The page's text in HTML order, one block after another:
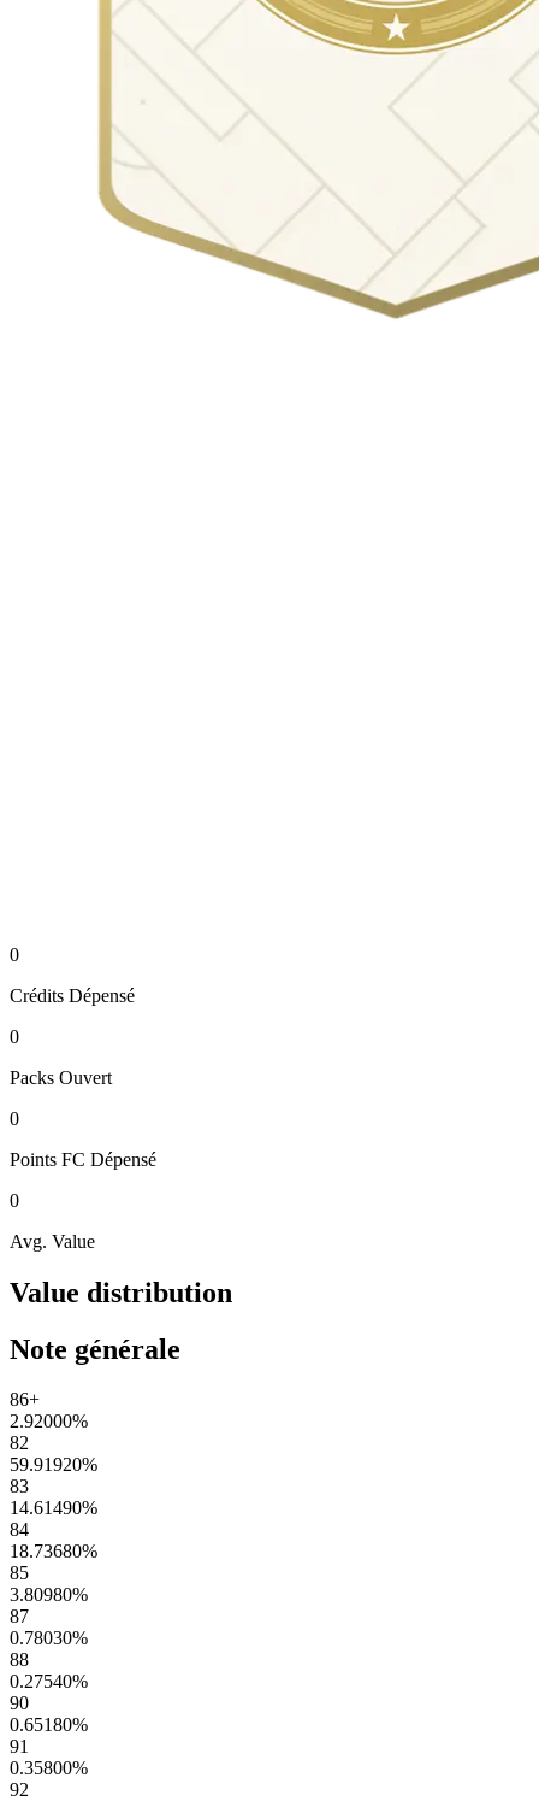
0
Crédits Dépensé
0
Packs Ouvert
0
Points FC Dépensé
0
Avg. Value
Value distribution
Note générale
86+
2.92000%
82
59.91920%
83
14.61490%
84
18.73680%
85
3.80980%
87
0.78030%
88
0.27540%
90
0.65180%
91
0.35800%
92